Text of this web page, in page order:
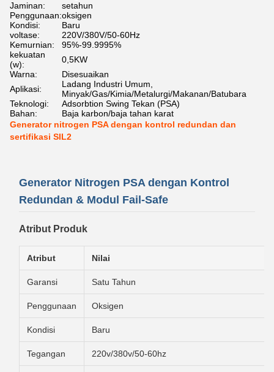
Jaminan:
setahun
Penggunaan:oksigen
Kondisi:
Baru
voltase:
220V/380V/50-60Hz
Kemurnian:
95%-99.9995%
kekuatan
(w):
0,5KW
Warna:
Disesuaikan
Aplikasi:
Ladang Industri Umum,
Minyak/Gas/Kimia/Metalurgi/Makanan/Batubara
Teknologi:
Adsorbtion Swing Tekan (PSA)
Bahan:
Baja karbon/baja tahan karat
Generator nitrogen PSA dengan kontrol redundan dan
sertifikasi SIL2
Generator Nitrogen PSA dengan Kontrol
Redundan & Modul Fail-Safe
Atribut Produk
Atribut Nilai
Garansi Satu Tahun
Penggunaan Oksigen
Kondisi Baru
Tegangan 220v/380v/50-60hz